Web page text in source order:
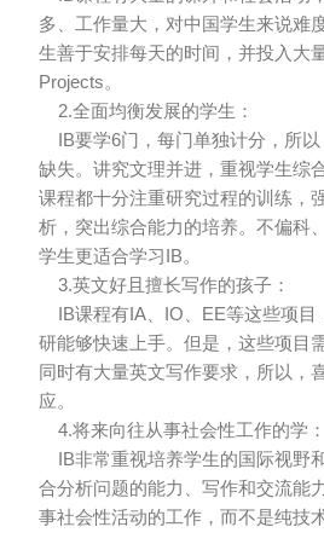
多、工作量大，对中国学生来说难
生善于安排每天的时间，并投入大
Projects。
2.全面均衡发展的学生：
IB要学6门，每门单独计分，所以
缺失。讲究文理并进，重视学生综
课程都十分注重研究过程的训练，
析，突出综合能力的培养。不偏科
学生更适合学习IB。
3.英文好且擅长写作的孩子：
IB课程有IA、IO、EE等这些项目
研能够快速上手。但是，这些项目
同时有大量英文写作要求，所以，
应。
4.将来向往从事社会性工作的学：
IB非常重视培养学生的国际视野
合分析问题的能力、写作和交流能
事社会性活动的工作，而不是纯技